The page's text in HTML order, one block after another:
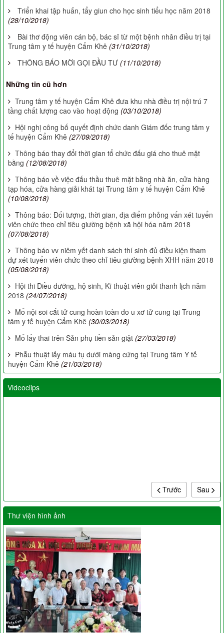
Triển khai tập huấn, tẩy giun cho học sinh tiểu học năm 2018
(28/10/2018)
Bài thơ động viên cán bộ, bác sĩ từ một bệnh nhân điều trị tại
Trung tâm y tế huyện Cẩm Khê (31/10/2018)
THÔNG BÁO MỜI GỌI ĐẦU TƯ (11/10/2018)
Những tin cũ hơn
Trung tâm y tế huyện Cẩm Khê đưa khu nhà điều trị nội trú 7
tầng chất lượng cao vào hoạt động (03/10/2018)
Hội nghị công bố quyết định chức danh Giám đốc trung tâm y
tế huyện Cẩm Khê (27/09/2018)
Thông báo thay đổi thời gian tổ chức đấu giá cho thuê mặt
bằng (12/08/2018)
Thông báo về việc đấu thầu thuê mặt bằng nhà ăn, cửa hàng
tạp hóa, cửa hàng giải khát tại Trung tâm y tế huyện Cẩm Khê
(10/08/2018)
Thông báo: Đối tượng, thời gian, địa điểm phỏng vấn xét tuyển
viên chức theo chỉ tiêu giường bệnh xã hội hóa năm 2018
(07/08/2018)
Thông báo vv niêm yết danh sách thí sinh đủ điều kiện tham
dự xét tuyển viên chức theo chỉ tiêu giường bệnh XHH năm 2018
(05/08/2018)
Hội thi Điều dưỡng, hộ sinh, Kĩ thuật viên giỏi thanh lịch năm
2018 (24/07/2018)
Mổ nội soi cắt tử cung hoàn toàn do u xơ tử cung tại Trung
tâm y tế huyện Cẩm Khê (30/03/2018)
Mổ lấy thai trên Sản phụ tiền sản giật (27/03/2018)
Phẫu thuật lấy máu tụ dưới màng cứng tại Trung tâm Y tế
huyện Cẩm Khê (21/03/2018)
Videoclips
Sau
Trước
Thư viện hình ảnh